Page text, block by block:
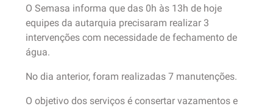
O Semasa informa que das 0h às 13h de hoje
equipes da autarquia precisaram realizar 3
intervenções com necessidade de fechamento de
água.
No dia anterior, foram realizadas 7 manutenções.
O objetivo dos serviços é consertar vazamentos e